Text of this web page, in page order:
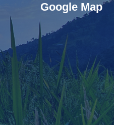
Google Map